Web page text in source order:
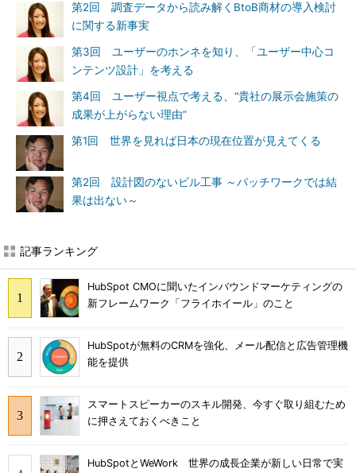
第2回 調査データから読み解くBtoB商材の導入検討
に関する新事実
第3回 ユーザーのホンネを知り、「ユーザー中心コ
ンテンツ設計」を考える
第4回 ユーザー視点で考える、“貴社の展示会施策の
成果が上がらない理由”
第1回 世界を見れば日本の現在位置が見えてくる
第2回 設計図のないビル工事 ～パッチワークでは結
果は出ない～
記事ランキング
HubSpot CMOに聞いたインバウンドマーケティングの
新フレームワーク「フライホイール」のこと
HubSpotが無料のCRMを強化、メール配信と広告管理機
能を提供
スマートスピーカーのスキル開発、今すぐ取り組むため
に押さえておくべきこと
HubSpotとWeWork 世界の成長企業が新しい日常で実